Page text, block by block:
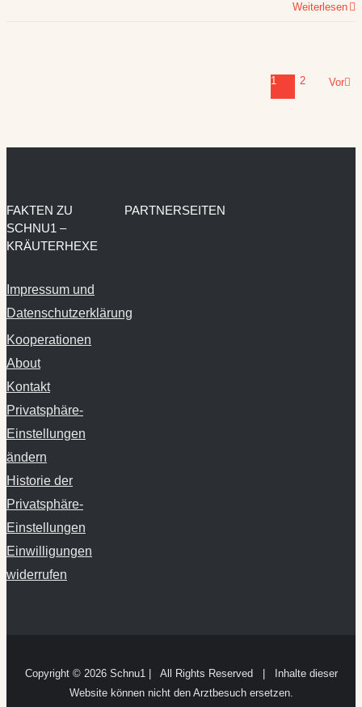
Weiterlesen
1 2 Vor
FAKTEN ZU
SCHNU1 –
KRÄUTERHEXE
Impressum und
Datenschutzerklärung
Kooperationen
About
Kontakt
Privatsphäre-
Einstellungen
ändern
Historie der
Privatsphäre-
Einstellungen
Einwilligungen
widerrufen
PARTNERSEITEN
Copyright © 2026 Schnu1 | All Rights Reserved | Inhalte dieser
Website können nicht den Arztbesuch ersetzen.